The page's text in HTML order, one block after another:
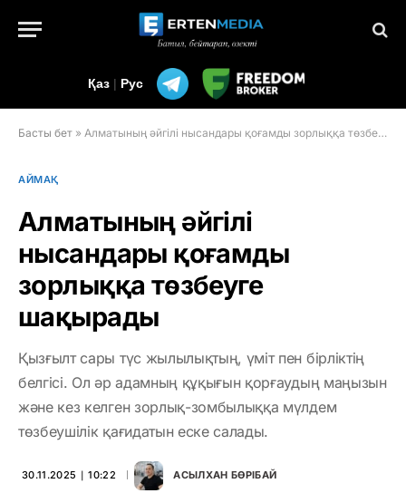
Қаз | Рус
Басты бет » Алматының әйгілі нысандары қоғамды зорлыққа төзбеуге шақырады
АЙМАҚ
Алматының әйгілі
нысандары қоғамды
зорлыққа төзбеуге
шақырады
Қызғылт сары түс жылылықтың, үміт пен бірліктің
белгісі. Ол әр адамның құқығын қорғаудың маңызын
және кез келген зорлық-зомбылыққа мүлдем
төзбеушілік қағидатын еске салады.
30.11.2025 ∣ 10:22 АСЫЛХАН БӨРІБАЙ